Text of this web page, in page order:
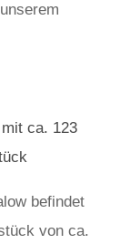
ca. 123
befindet
von ca.